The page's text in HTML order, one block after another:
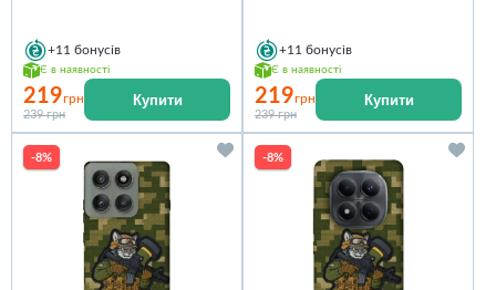
+11 бонусів
Є в наявності
219грн
239 грн
Купити
+11 бонусів
Є в наявності
219грн
239 грн
Купити
-8% -8%